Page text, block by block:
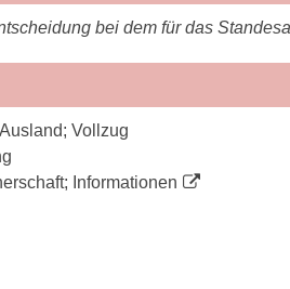
bei dem für das
Vollzug
Informationen